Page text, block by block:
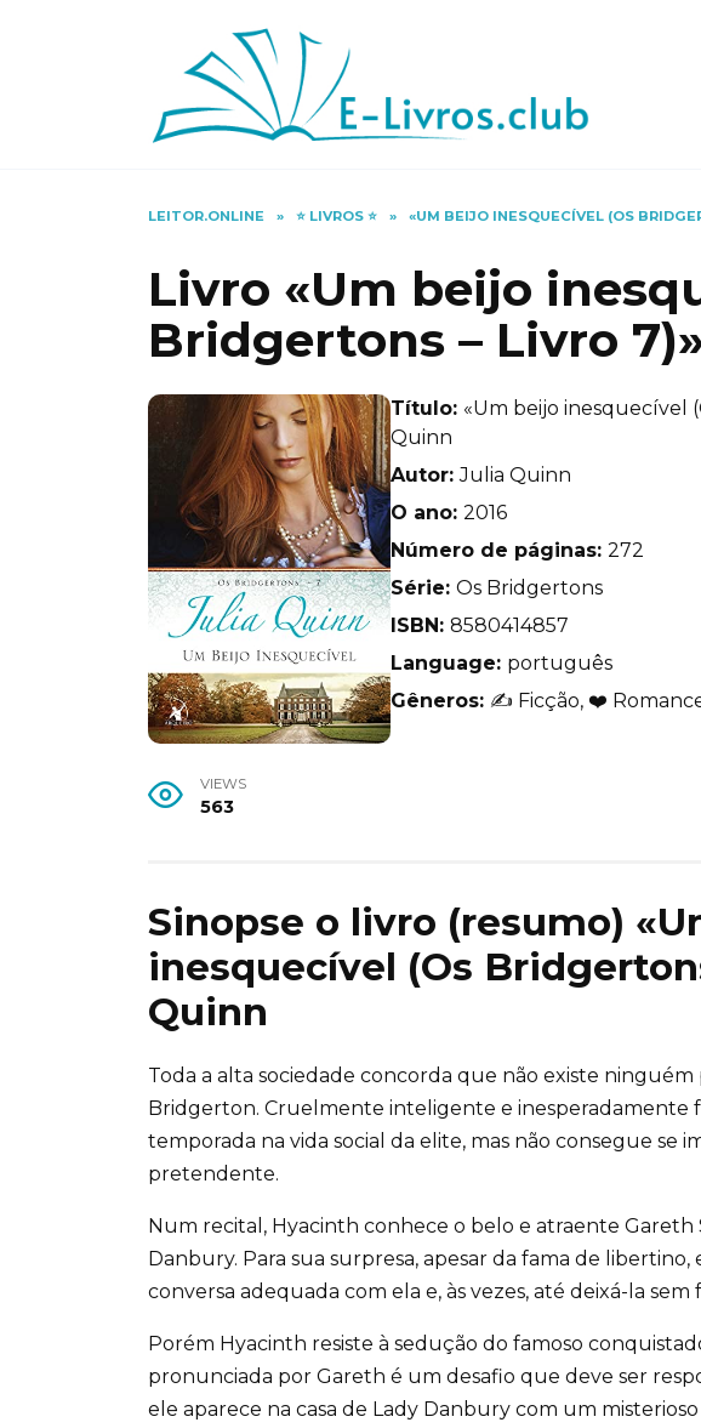
LEITOR.ONLINE » ⭐️ LIVROS ⭐️ » «UM BEIJO INESQUECÍVEL (OS
Livro «Um beijo
Bridgertons – Livro
Título: «Um beijo inesquecível
Quinn
Autor:Julia Quinn
O ano: 2016
Número de páginas: 272
Série: Os Bridgertons
ISBN: 8580414857
Language: português
Gêneros: ✍️ Ficção, ❤️
VIEWS
563
Sinopse o livro (resumo)
inesquecível (Os
Quinn
Toda a alta sociedade concorda que não existe
Bridgerton. Cruelmente inteligente e inesperadamente
temporada na vida social da elite, mas não consegue se
pretendente.
Num recital, Hyacinth conhece o belo e atraente Gareth
Danbury. Para sua surpresa, apesar da fama de
conversa adequada com ela e, às vezes, até deixá-la
Porém Hyacinth resiste à sedução do famoso
pronunciada por Gareth é um desafio que deve ser
ele aparece na casa de Lady Danbury com um